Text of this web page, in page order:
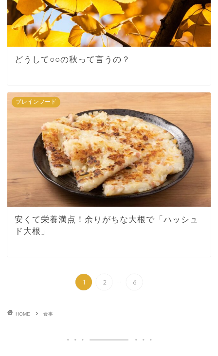
どうして○○の秋って言うの？
ブレインフード
安くて栄養満点！余りがちな大根で「ハッシュ
ド大根」
1 2 ... 6
HOME 食事